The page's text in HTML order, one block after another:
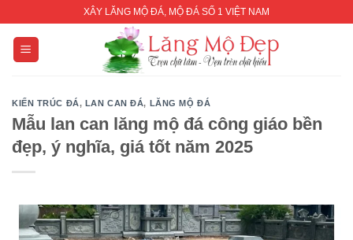
content
XÂY LĂNG MỘ ĐÁ, MỘ ĐÁ SỐ 1 VIỆT NAM
KIẾN TRÚC ĐÁ, LAN CAN ĐÁ, LĂNG MỘ ĐÁ
Mẫu lan can lăng mộ đá công giáo bền
đẹp, ý nghĩa, giá tốt năm 2025